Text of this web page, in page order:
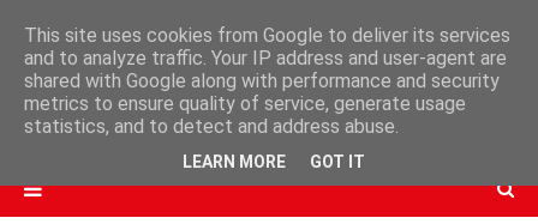
This site uses cookies from Google to deliver its services
and to analyze traffic. Your IP address and user-agent are
shared with Google along with performance and security
metrics to ensure quality of service, generate usage
statistics, and to detect and address abuse.
LEARN MORE GOT IT